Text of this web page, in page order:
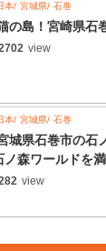
本 宮城県 石巻
の島！宮崎県石
view
本 宮城県 石巻
城県石巻市の石
ノ森ワールドを
view